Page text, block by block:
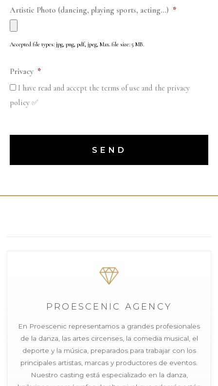
Artistic Photo (dancing, playing sports, acting...) *
Accepted file types: jpg, png, pdf, jpeg, Max. file size: 5 MB.
Privacy *
I have read and accept the terms of use and the privacy
policy ✅
PROESCENIC AGENCY
En Proescenic representamos a grandes profesionales
de la danza, las artes circenses, la comedia musical, el
deporte y la música, preparados para trabajar con los
principales artistas, marcas y productores de eventos.
Nuestro casting está especializado en la danza,